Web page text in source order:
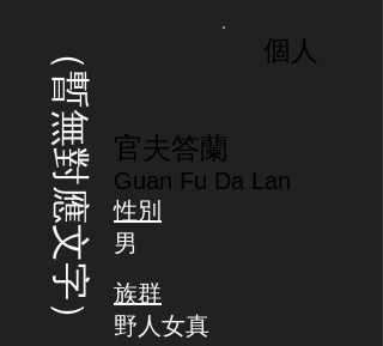
（暫無對應文字） 個人
官夫答蘭
Guan Fu Da Lan
性別
男
族群
野人女真